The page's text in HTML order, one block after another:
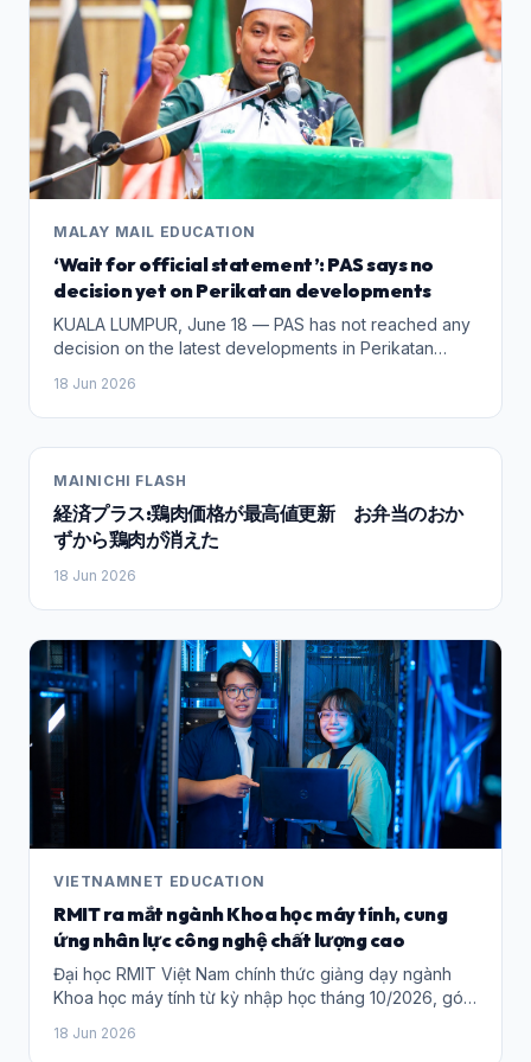
الوصول إليه بيسر عبر خطوط مترو الأنفاق أو الحافلة، وقد
تحول على مر العقود من ضاحية صناعية ارتبطت بالمصانع
الألمانية في القرن التاسع عشر، إلى شريان تجاري نابض وجزء
أساسي لـ”أستوريا ستاينواي”، مشكّلا وطنا بدقائق تفاصيله
للمهاجرين الباحثين عن دفء الهوية في بلاد الغربة، وهو ما
تؤكده الذاكرة الحية للزوار الذين واكبوا الحي منذ أواخر القرن
الماضي، حينما كان الشارع يعج بملامحه الأولى المليئة بالمحلات
والمشاريع المغربية والمصرية على وجه الخصوص، قبل أن
يتوسع ويصل إلى ما هو عليه اليوم. ويُعرف شارع ستاينواي
اليوم في الأوساط النيويوركية بأنه “شارع العرب والمغاربيين”،
والمغاربية والمقاهي التي بدأت تتشكل ملامحها منذ أمد طويل
مع افتتاح أول مطعم عربي في المنطقة. وتتجلى جغرافية
الشارع كلوحة فسيفسائية تجمع التنوع العربي والمغاربي؛ فإلى
جانب المقاهي المصرية واللبنانية الشهيرة، تبرز المحلات
التجارية المغربية والتونسية والجزائرية، والمطاعم الآسيوية
الحلال ومتاجر المعجنات الأردنية. كما يزخر الشارع بوكالات
تعرض أشهى الأطباق على نغمات أغاني فيروز وموسيقى الراي
والدبكة. وما يمنح ستاينواي خصوصيته الفريدة في عمق حي
أستوريا، هو تلك الأجواء الروحية والاجتماعية التي تعزز قيم
الانتماء؛ إذ يتواجد في آخر الشارع “مسجد الإيمان” الذي يعد
واحدا من أهم المعالم الإسلامية بمدينة نيويورك. ويتميز هذا
للمسجد وللشارع الذي يتردد فيه صدى التكبيرات. وتتحول
أرصفة الشارع ومحلاته، لا سيما تلك المتخصصة في بيع ملابس
الزي الإسلامي، إلى ملتقى عائلي دافئ تفوح منه روائح التوابل
الزكية وزيت الزيتون المغربي الأصيل، مما يمنح المهاجرين
إحساسا حقيقيا بأنهم لم يغادروا عواصمهم الأم. وتصل الحركية
الاجتماعية في الشارع إلى ذروتها خلال عطلة نهاية الأسبوع
يومي السبت والأحد، حيث يشهد تجمعات عربية مكثفة لتبادل
أطراف الحديث. ومع احتضان الولايات المتحدة وكندا والمكسيك
فعاليات كأس العالم الجارية حاليا، تحولت المقاهي المزودة
(Fun Zones) تضج بالحماس والإثارة ومتابعة المونديال. ويعيد
هذا المشهد إلى الأذهان ذكريات تلاحم الجاليات في مونديال
قطر 2022 حينما بصم المنتخب المغربي على مشاركة جد
مشرفة، لتمتزج الفرحة مجددا اليوم بين جميع أبناء الجاليات
العربية والمغاربية في تلاحم بهيج يثبت أن المغتربين جسد واحد
في السراء والضراء. لا ينحصر التلاحم في حدود الشارع
فحسب، بل يمتد ليشكل قوة حضور إيجابية للجالية العربية
MALAY MAIL EDUCATION
‘Wait for official statement’: PAS says no
decision yet on Perikatan developments
KUALA LUMPUR, June 18 — PAS has not reached any
decision on the latest developments in Perikatan
Fadhli Shaari said various issues, including current
developments within PN, were discussed during the
be announced through a media statement. So there is
nothing to announce from this meeting for now,” he
told reporters after attending an opposition meeting
would be held before any decision is finalised.
Responding to comments by Bersatu president Tan
all parties have the right to contest in a democratic
system. “In this democratic country, all parties can
contest,” he said. However, he added that any party
wishing to use the PN logo must obtain the signature
of the PN chairman, as required in the letter to the
Election Commission. He said the possibility of clashes
between parties is not unusual if negotiations fail to
reach consensus. “In a democracy, we are ready to
face anyone if there are no prior negotiations. “If
succeed or fail. “There is still time, but if there is a
desire to contest, all parties can contest,” he said. He
also rejected suggestions that his remarks on contest
rights would worsen ties between PAS and Bersatu. “I
don’t think it worsens the situation. We have faced
various parties before and it was not a problem,” he
said. Ahmad Fadhli also confirmed that issues
18 Jun 2026
MAINICHI FLASH
経済プラス:鶏肉価格が最高値更新 お弁当のおか
ずから鶏肉が消えた
18 Jun 2026
VIETNAMNET EDUCATION
RMIT ra mắt ngành Khoa học máy tính, cung
ứng nhân lực công nghệ chất lượng cao
Đại học RMIT Việt Nam chính thức giảng dạy ngành
Khoa học máy tính từ kỳ nhập học tháng 10/2026, góp
cao.
18 Jun 2026